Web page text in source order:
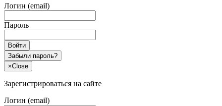
Логин (email)
Пароль
Войти
Забыли пароль?
×Close
Зарегистрироваться на сайте
Логин (email)